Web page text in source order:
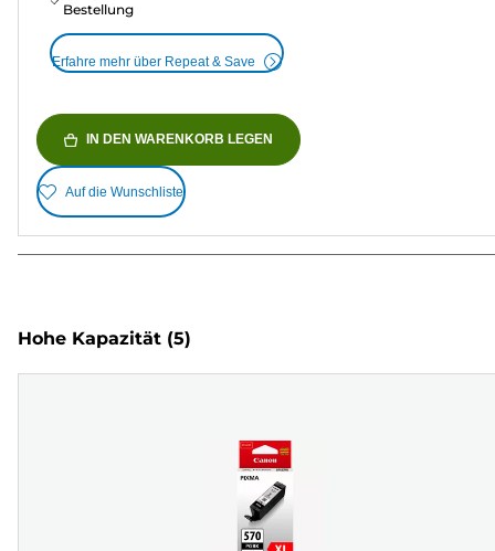
Bestellung
Erfahre mehr über Repeat & Save
IN DEN WARENKORB LEGEN
Auf die Wunschliste
Hohe Kapazität (5)